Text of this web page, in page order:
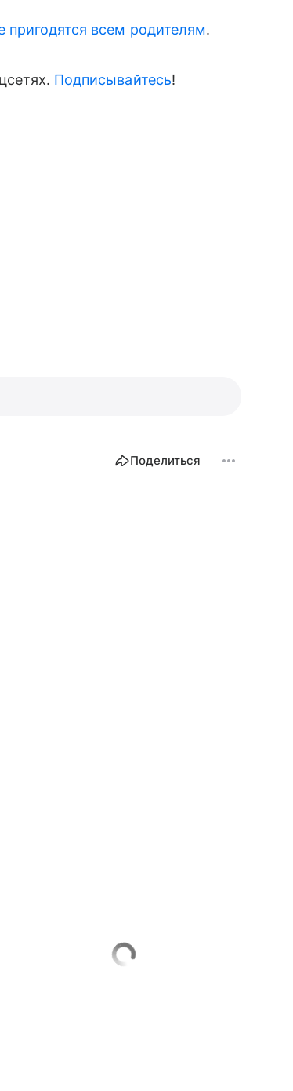
всем родителям.
Подписывайтесь!
Поделиться